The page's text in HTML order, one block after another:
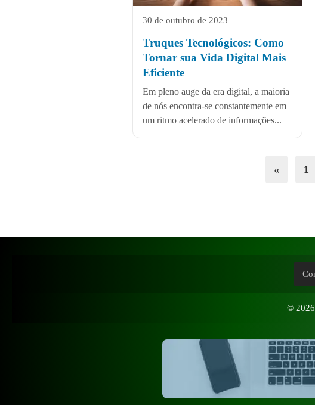
30 de outubro de 2023
Truques Tecnológicos: Como
Tornar sua Vida Digital Mais
Eficiente
Em pleno auge da era digital, a maioria
de nós encontra-se constantemente em
um ritmo acelerado de informações...
« 1
© 2026